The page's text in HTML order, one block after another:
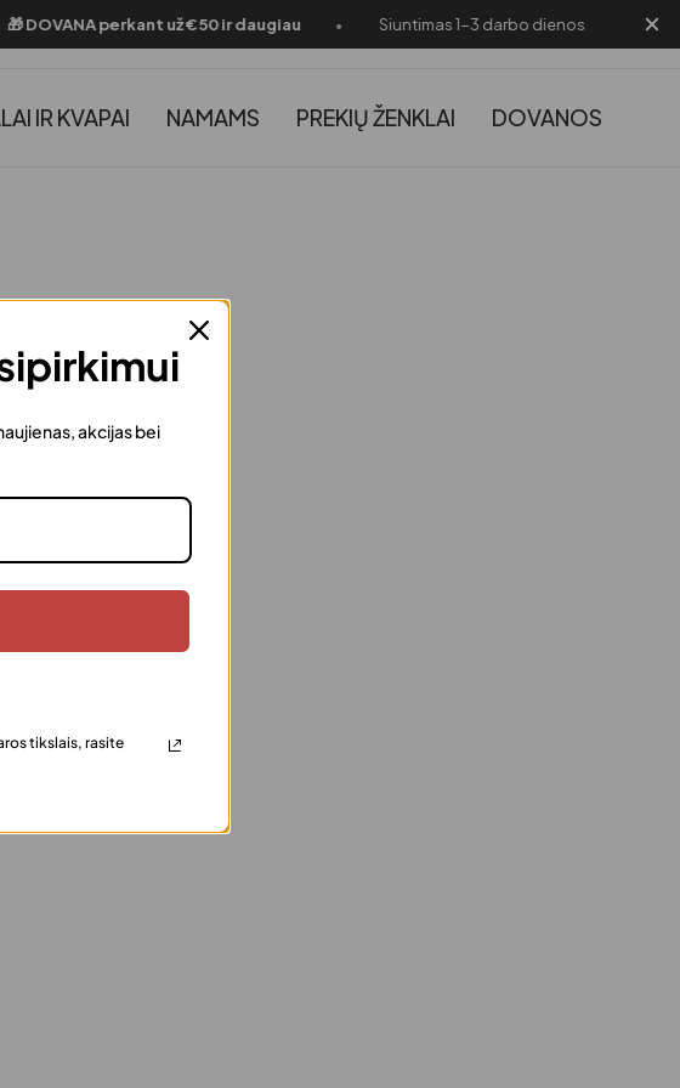
🎁 DOVANA perkant už €50 ir daugiau Siuntimas 1-3 darbo dienos 🎁
IR KVAPAI NAMAMS PREKIŲ ŽENKLAI DOVANOS
akcijas bei
tikslais, rasite